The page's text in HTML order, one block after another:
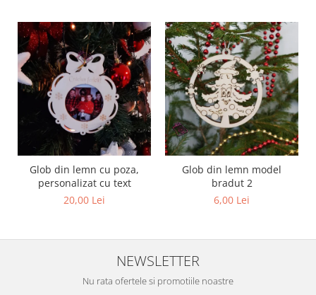
Glob din lemn cu poza,
personalizat cu text
20,00 Lei
Glob din lemn model
bradut 2
6,00 Lei
NEWSLETTER
Nu rata ofertele si promotiile noastre